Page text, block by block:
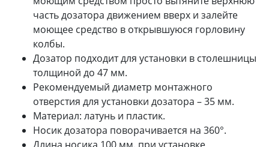
часть дозатора движением вверх и залейте
моющее средство в открывшуюся горловину
колбы.
Дозатор подходит для установки в столешницы
толщиной до 47 мм.
Рекомендуемый диаметр монтажного
отверстия для установки дозатора – 35 мм.
Материал: латунь и пластик.
Носик дозатора поворачивается на 360°.